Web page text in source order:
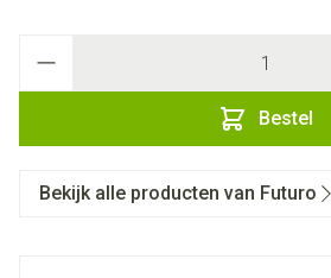
Bestel
Bekijk alle producten van Futuro